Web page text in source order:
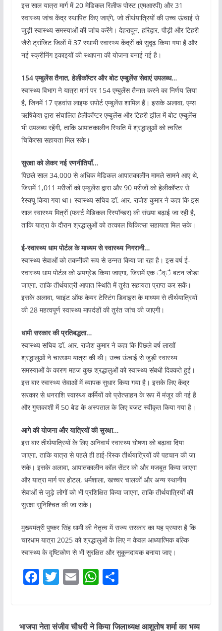
इस साल यात्रा मार्ग में 20 मेडिकल रिलीफ पोस्ट (एमआरपी) और 31
स्वास्थ्य जांच केंद्र स्थापित किए जाएंगे, जो तीर्थयात्रियों की उच्च ऊंचाई से
जुड़ी स्वास्थ्य समस्याओं की जांच करेंगे। देहरादून, हरिद्वार, पौड़ी और टिहरी
जैसे ट्रांजिट जिलों में 37 स्थायी स्वास्थ्य केंद्रों को सुदृढ़ किया गया है और
नई स्क्रीनिंग इकाइयों की स्थापना की योजना बनाई गई है।
154 एम्बुलेंस तैनात, हेलीकॉप्टर और बोट एम्बुलेंस सेवाएं उपलब्ध…
स्वास्थ्य विभाग ने यात्रा मार्ग पर 154 एम्बुलेंस तैनात करने का निर्णय लिया
है, जिनमें 17 एडवांस लाइफ सपोर्ट एम्बुलेंस शामिल हैं। इसके अलावा, एम्स
ऋषिकेश द्वारा संचालित हेलीकॉप्टर एम्बुलेंस और टिहरी झील में बोट एम्बुलेंस
भी उपलब्ध रहेंगी, ताकि आपातकालीन स्थिति में श्रद्धालुओं को त्वरित
चिकित्सा सहायता मिल सके।
सुरक्षा को लेकर नई रणनीतियाँ…
पिछले साल 34,000 से अधिक मेडिकल आपातकालीन मामले सामने आए थे,
जिसमें 1,011 मरीजों को एम्बुलेंस द्वारा और 90 मरीजों को हेलीकॉप्टर से
रेस्क्यू किया गया था। स्वास्थ्य सचिव डॉ. आर. राजेश कुमार ने कहा कि इस
साल स्वास्थ्य मित्रों (फर्स्ट मेडिकल रिस्पॉन्डर) की संख्या बढ़ाई जा रही है,
ताकि यात्रा के दौरान श्रद्धालुओं को तत्काल चिकित्सा सहायता मिल सके।
ई-स्वास्थ्य धाम पोर्टल के माध्यम से स्वास्थ्य निगरानी…
स्वास्थ्य सेवाओं को तकनीकी रूप से उन्नत किया जा रहा है। इस वर्ष ई-
स्वास्थ्य धाम पोर्टल को अपग्रेड किया जाएगा, जिसमें एक ैव्ै बटन जोड़ा
जाएगा, ताकि तीर्थयात्री आपात स्थिति में तुरंत सहायता प्राप्त कर सकें।
इसके अलावा, प्वाइंट ऑफ केयर टेस्टिंग डिवाइस के माध्यम से तीर्थयात्रियों
की 28 महत्वपूर्ण स्वास्थ्य मापदंडों की तुरंत जांच की जाएगी।
धामी सरकार की प्रतिबद्धता…
स्वास्थ्य सचिव डॉ. आर. राजेश कुमार ने कहा कि पिछले वर्ष लाखों
श्रद्धालुओं ने चारधाम यात्रा की थी। उच्च ऊंचाई से जुड़ी स्वास्थ्य
समस्याओं के कारण महज कुछ श्रद्धालुओं को स्वास्थ्य संबधी दिक्कते हुईं।
इस बार स्वास्थ्य सेवाओं में व्यापक सुधार किया गया है। इसके लिए केंद्र
सरकार से धनराशि स्वास्थ्य कर्मियों को प्रोत्साहन के रूप में मंजूर की गई है
और गुप्तकाशी में 50 बेड के अस्पताल के लिए बजट स्वीकृत किया गया है।
आगे की योजना और यात्रियों की सुरक्षा…
इस बार तीर्थयात्रियों के लिए अनिवार्य स्वास्थ्य घोषणा को बढ़ावा दिया
जाएगा, ताकि यात्रा से पहले ही हाई-रिस्क तीर्थयात्रियों की पहचान की जा
सके। इसके अलावा, आपातकालीन कॉल सेंटर को और मजबूत किया जाएगा
और यात्रा मार्ग पर होटल, धर्मशाला, खच्चर चालकों और अन्य स्थानीय
सेवाओं से जुड़े लोगों को भी प्रशिक्षित किया जाएगा, ताकि तीर्थयात्रियों की
सुरक्षा सुनिश्चित की जा सके।
मुख्यमंत्री पुष्कर सिंह धामी की नेतृत्व में राज्य सरकार का यह प्रयास है कि
चारधाम यात्रा 2025 को श्रद्धालुओं के लिए न केवल आध्यात्मिक बल्कि
स्वास्थ्य के दृष्टिकोण से भी सुरक्षित और सुकूनदायक बनाया जाए।
F
e
T
er
E
l
W
s
S
e
भाजपा नेता संजीव चौधरी ने किया जिलाध्यक्ष आशुतोष शर्मा का भव्य